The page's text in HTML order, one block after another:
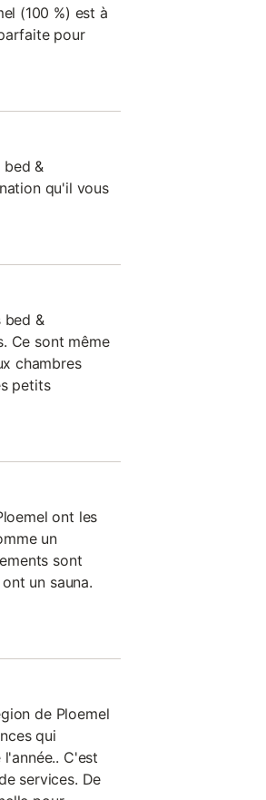
(100 %) est à
pour
bed &
qu'il vous
bed &
Ce sont même
chambres
petits
ont les
un
sont
un sauna.
de Ploemel
qui
C'est
services. De